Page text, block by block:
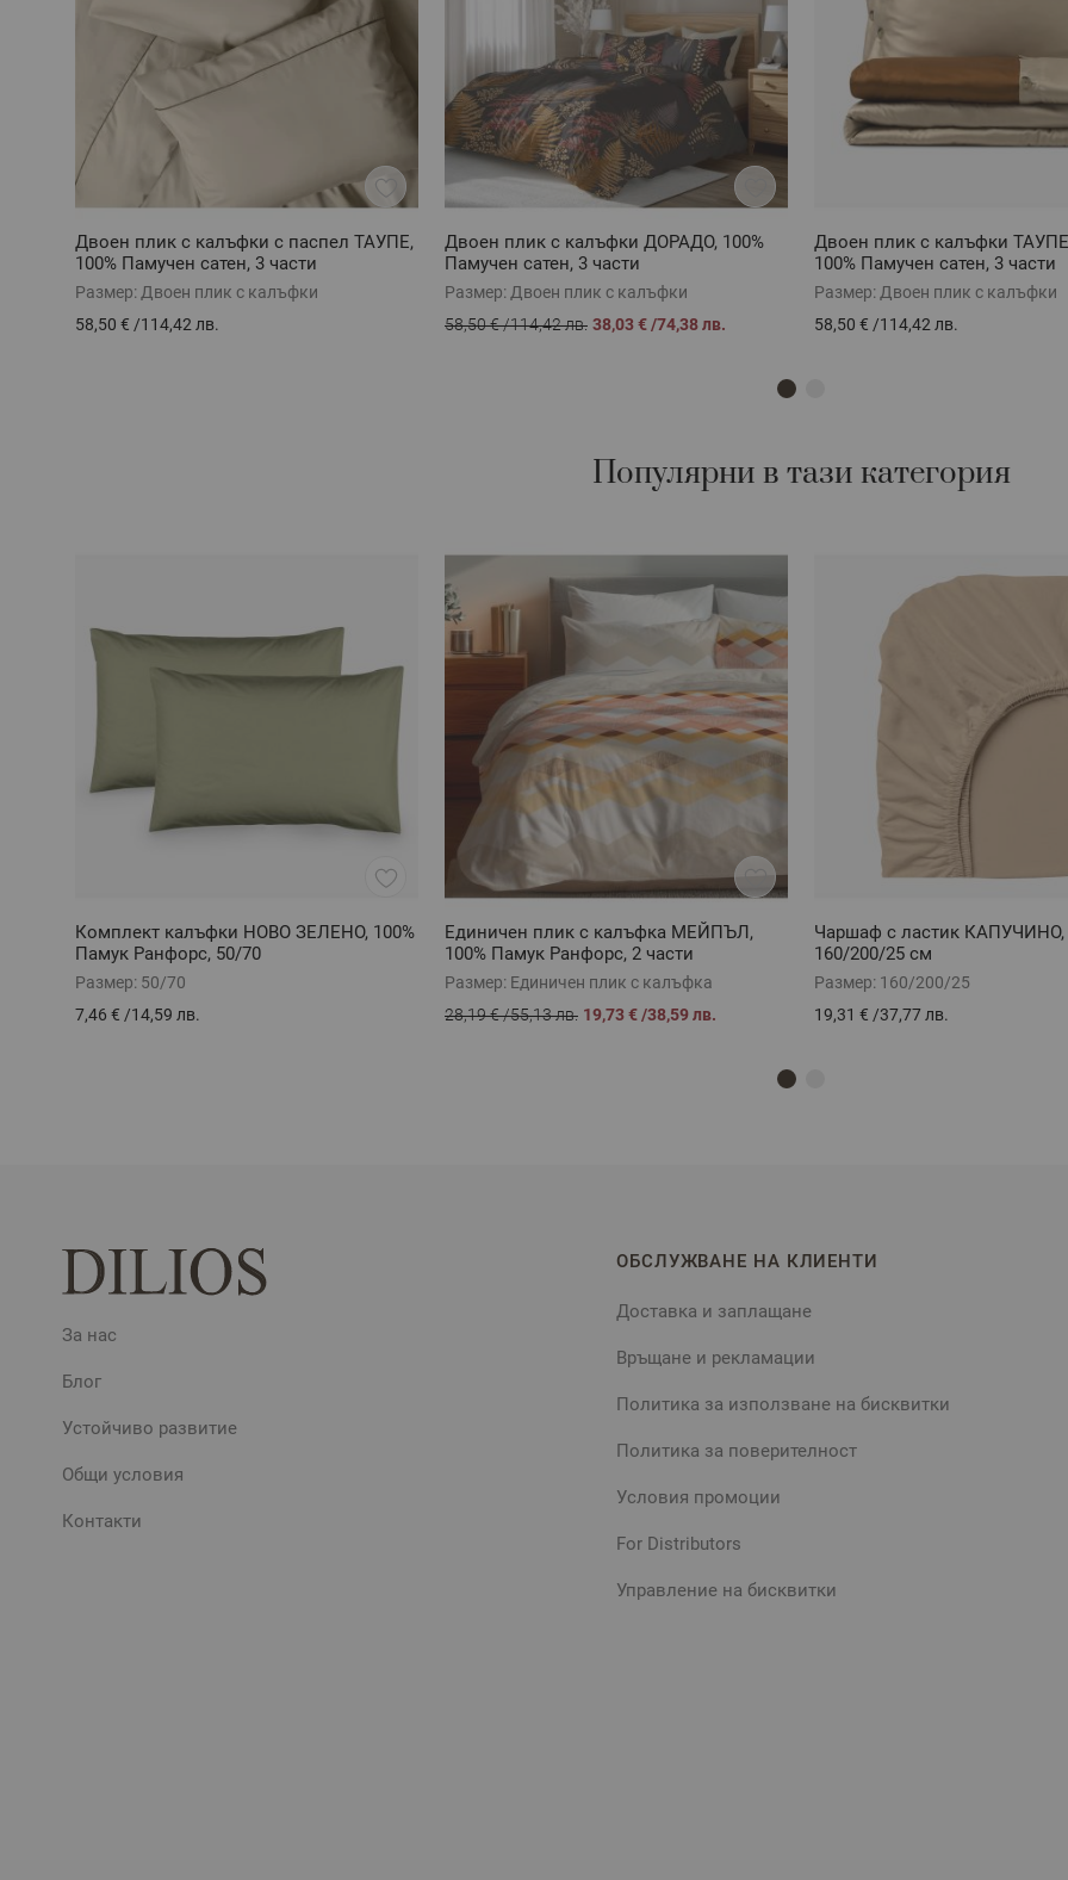
Двоен плик с калъфки с паспел ТАУПЕ,
100% Памучен сатен, 3 части
Размер: Двоен плик с калъфки
58,50 € /114,42 лв.
Двоен плик с калъфки ДОРАДО, 100%
Памучен сатен, 3 части
Размер: Двоен плик с калъфки
58,50 €/114,42 лв. 38,03 €/74,38 лв.
Двоен плик с калъфки
100% Памучен сатен, 3 части
Размер: Двоен плик с калъфки
58,50 € /114,42 лв.
Популярни в тази категория
Комплект калъфки НОВО ЗЕЛЕНО, 100%
Памук Ранфорс, 50/70
Размер: 50/70
7,46 € /14,59 лв.
Единичен плик с калъфка МЕЙПЪЛ,
100% Памук Ранфорс, 2 части
Размер: Единичен плик с калъфка
28,19 €/55,13 лв. 19,73 €/38,59 лв.
Чаршаф с ластик КАПУЧИНО,
160/200/25 см
Размер: 160/200/25
19,31 € /37,77 лв.
За нас
Блог
Устойчиво развитие
Общи условия
Контакти
ОБСЛУЖВАНЕ НА КЛИЕНТИ
Доставка и заплащане
Връщане и рекламации
Политика за използване на бисквитки
Политика за поверителност
Условия промоции
For Distributors
Управление на бисквитки